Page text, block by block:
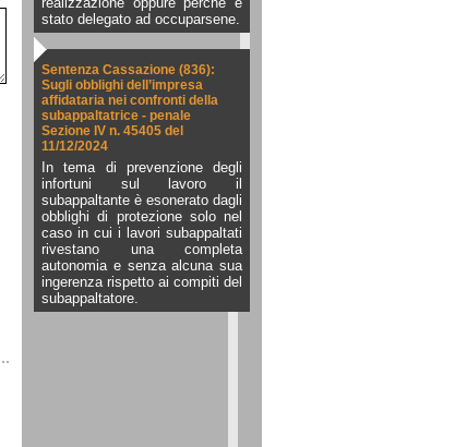
stato delegato ad occuparsene.
Sentenza Cassazione (836):
Sugli obblighi dell’impresa
affidataria nei confronti della
subappaltatrice - penale
Sezione IV n. 45405 del
11/12/2024
In tema di prevenzione degli
infortuni sul lavoro il
subappaltante è esonerato dagli
obblighi di protezione solo nel
caso in cui i lavori subappaltati
rivestano una completa
autonomia e senza alcuna sua
ingerenza rispetto ai compiti del
subappaltatore.